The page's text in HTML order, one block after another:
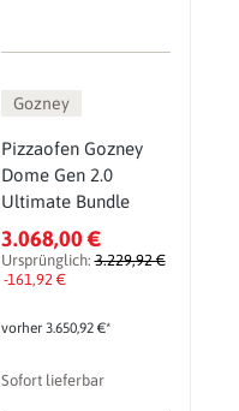
Gozney
Pizzaofen Gozney
Dome Gen 2.0
Ultimate Bundle
3.068,00 €
Ursprünglich:3.229,92 €
-161,92 €
vorher 3.650,92 €*
Sofort lieferbar